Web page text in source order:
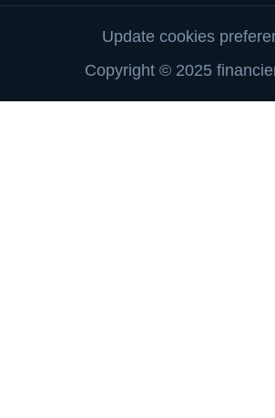
Update cookies
Copyright © 2025